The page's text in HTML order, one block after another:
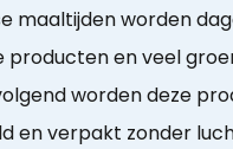
maaltijden worden
producten en veel
worden deze
en verpakt zonder